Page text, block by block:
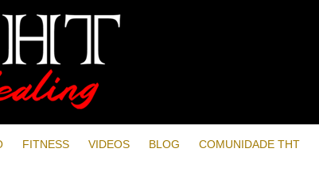
FITNESS VIDEOS BLOG COMUNIDADE THT